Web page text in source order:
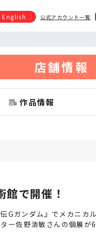
English 公式アカウント一覧
店舗情報
作品情報
で開催！
Gガンダム』でメカニカル
ー佐野浩敏さんの個展が